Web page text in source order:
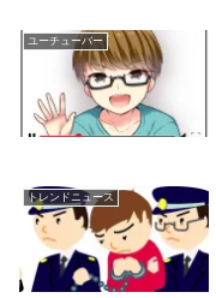
ユーチューバー
トレンドニュース